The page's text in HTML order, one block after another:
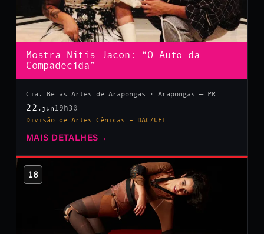
Mostra Nitis Jacon: “O Auto da
Compadecida”
Cia. Belas Artes de Arapongas · Arapongas — PR
22 .jun 19h30
Divisão de Artes Cênicas – DAC/UEL
MAIS DETALHES →
18